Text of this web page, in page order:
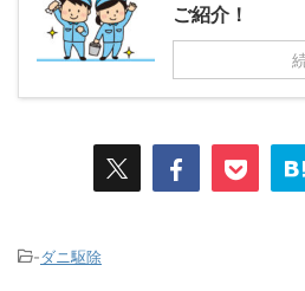
ご紹介！
-ダニ駆除